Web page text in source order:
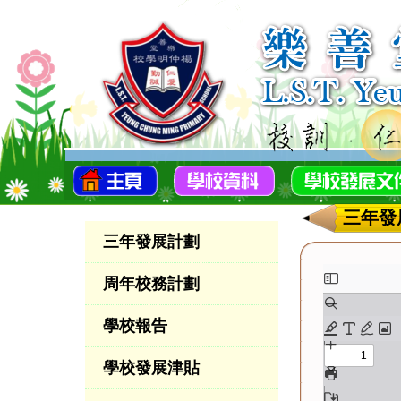
三年發展計劃
周年校務計劃
學校報告
學校發展津貼
三年發